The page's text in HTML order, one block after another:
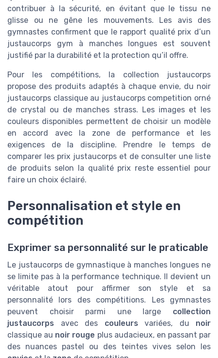
contribuer à la sécurité, en évitant que le tissu ne
glisse ou ne gêne les mouvements. Les avis des
gymnastes confirment que le rapport qualité prix d’un
justaucorps gym à manches longues est souvent
justifié par la durabilité et la protection qu’il offre.
Pour les compétitions, la collection justaucorps
propose des produits adaptés à chaque envie, du noir
justaucorps classique au justaucorps competition orné
de crystal ou de manches strass. Les images et les
couleurs disponibles permettent de choisir un modèle
en accord avec la zone de performance et les
exigences de la discipline. Prendre le temps de
comparer les prix justaucorps et de consulter une liste
de produits selon la qualité prix reste essentiel pour
faire un choix éclairé.
Personnalisation et style en
compétition
Exprimer sa personnalité sur le praticable
Le justaucorps de gymnastique à manches longues ne
se limite pas à la performance technique. Il devient un
véritable atout pour affirmer son style et sa
personnalité lors des compétitions. Les gymnastes
peuvent choisir parmi une large collection
justaucorps avec des couleurs variées, du noir
classique au noir rouge plus audacieux, en passant par
des nuances pastel ou des teintes vives selon les